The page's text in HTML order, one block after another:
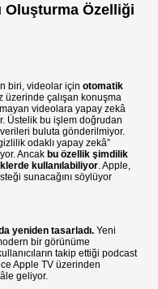
Oluşturma Özelliği
biri, videolar için otomatik
üzerinde çalışan konuşma
videolara yapay zekâ
Üstelik bu işlem doğrudan
buluta gönderilmiyor.
odaklı yapay zekâ”
Ancak bu özellik şimdilik
kullanılabiliyor . Apple,
sunacağını söylüyor
yeniden tasarladı. Yeni
bir görünüme
takip ettiği podcast
Apple TV üzerinden
geliyor.